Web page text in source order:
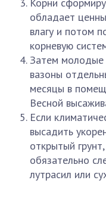
Корни
обладает
влагу и потом
корневую
Затем молодые
вазоны
месяцы в
Весной
Если
высадить
открытый
обязательно
лутрасил или